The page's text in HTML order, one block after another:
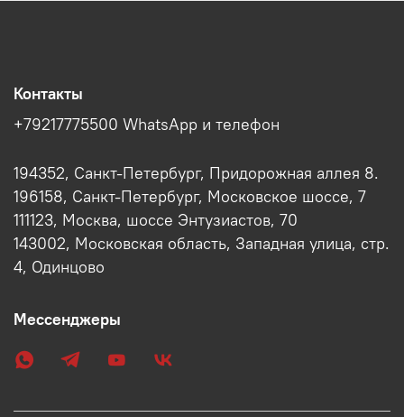
Контакты
+79217775500 WhatsApp и телефон
194352, Санкт-Петербург, Придорожная аллея 8.
196158, Санкт-Петербург, Московское шоссе, 7
111123, Москва, шоссе Энтузиастов, 70
143002, Московская область, Западная улица, стр.
4, Одинцово
Мессенджеры